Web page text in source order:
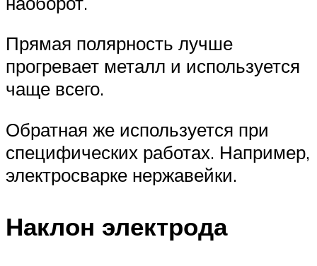
Прямая полярность лучше
прогревает металл и используется
чаще всего.
Обратная же используется при
специфических работах. Например,
электросварке нержавейки.
Наклон электрода